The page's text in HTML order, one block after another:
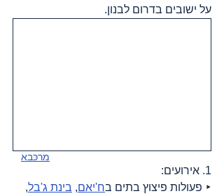
על ישובים בדרום לבנון.
מרכּבא
1. אירועים:
‣ פעולות פיצוץ בתים בח'יאם, בינת ג'בל,